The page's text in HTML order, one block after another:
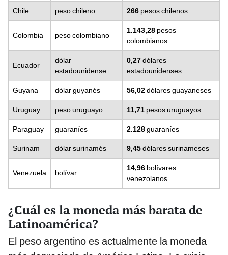
Chile peso chileno 266 pesos chilenos
Colombia peso colombiano
1.143,28 pesos
colombianos
Ecuador
dólar
estadounidense
0,27dólares
estadounidenses
Guyana dólar guyanés 56,02dólares guayaneses
Uruguay peso uruguayo 11,71 pesos uruguayos
Paraguay guaraníes 2.128guaraníes
Surinam dólar surinamés 9,45dólares surinameses
Venezuela bolívar
14,96 bolívares
venezolanos
¿Cuál es la moneda más barata de
Latinoamérica?
El peso argentino es actualmente la moneda